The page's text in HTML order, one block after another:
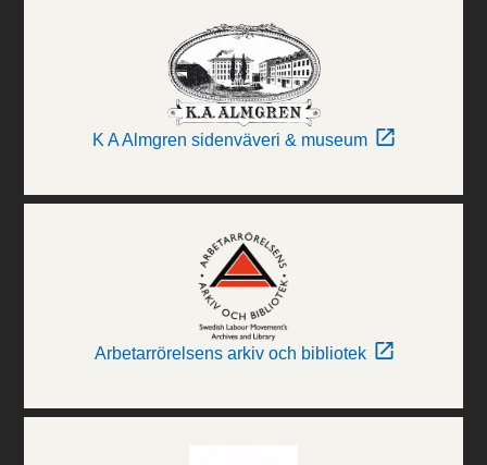
K A Almgren sidenväveri & museum
Arbetarrörelsens arkiv och bibliotek